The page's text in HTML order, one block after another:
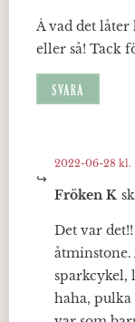
Å vad det
eller så! Tack
SVARA
Fröken K
2022-06-28 kl.
Det var
åtminstone.
sparkcykel,
haha, pulka